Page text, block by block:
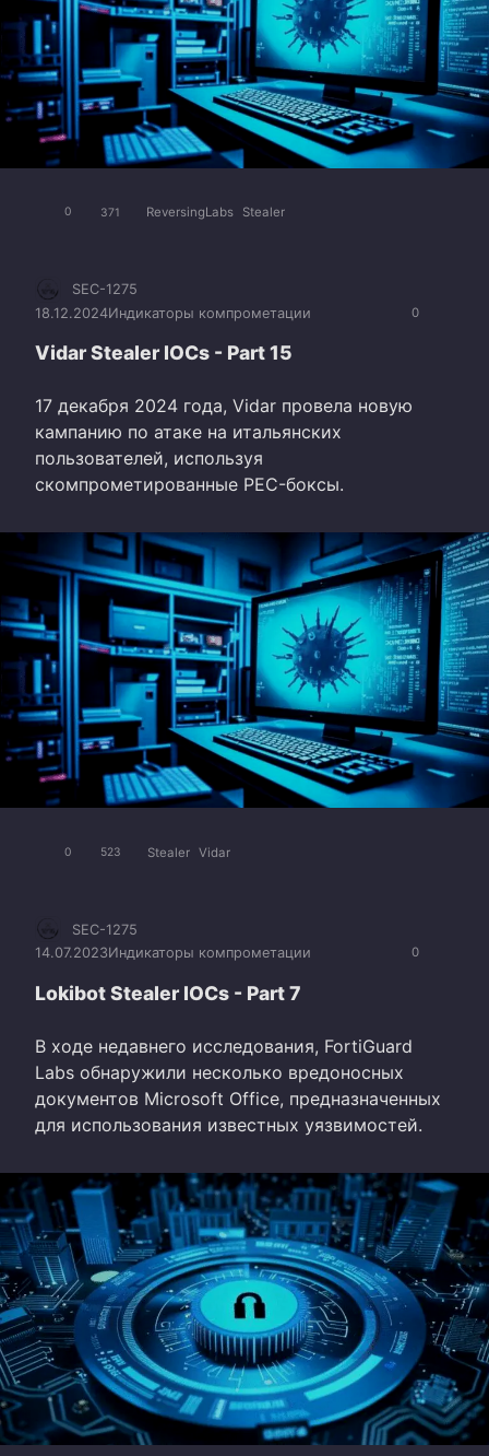
0 371 ReversingLabs Stealer
0
SEC-1275
18.12.2024Индикаторы компрометации
Vidar Stealer IOCs - Part 15
17 декабря 2024 года, Vidar провела новую
кампанию по атаке на итальянских
пользователей, используя
скомпрометированные PEC-боксы.
0 523 Stealer Vidar
0
SEC-1275
14.07.2023Индикаторы компрометации
Lokibot Stealer IOCs - Part 7
В ходе недавнего исследования, FortiGuard
Labs обнаружили несколько вредоносных
документов Microsoft Office, предназначенных
для использования известных уязвимостей.